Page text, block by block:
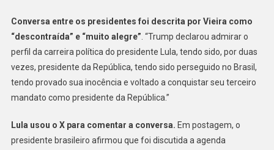
Conversa entre os presidentes foi descrita por Vieira como
“descontraída” e “muito alegre”. “Trump declarou admirar o
perfil da carreira política do presidente Lula, tendo sido, por duas
vezes, presidente da República, tendo sido perseguido no Brasil,
tendo provado sua inocência e voltado a conquistar seu terceiro
mandato como presidente da República.”
Lula usou o X para comentar a conversa. Em postagem, o
presidente brasileiro afirmou que foi discutida a agenda